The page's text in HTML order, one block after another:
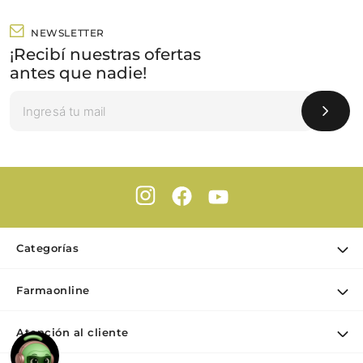
NEWSLETTER
¡Recibí nuestras ofertas
antes que nadie!
Categorías
Dermocosmética
Maquillaje
Farmaonline
Puntos de retiro
Atención al cliente